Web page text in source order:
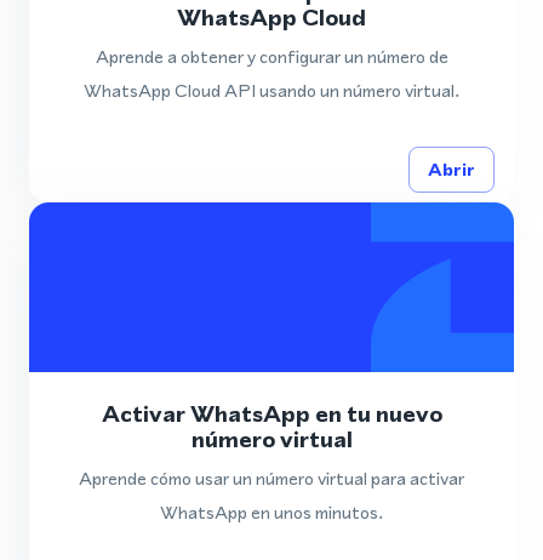
WhatsApp Cloud
Aprende a obtener y configurar un número de
WhatsApp Cloud API usando un número virtual.
Abrir
Activar WhatsApp en tu nuevo
número virtual
Aprende cómo usar un número virtual para activar
WhatsApp en unos minutos.